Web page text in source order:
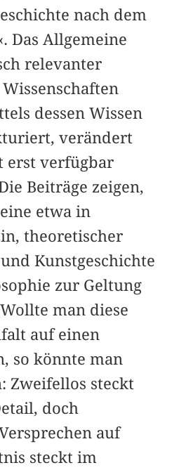
nach dem
Das Allgemeine
relevanter
dessen Wissen
verändert
erst verfügbar
Beiträge zeigen,
etwa in
theoretischer
Kunstgeschichte
zur Geltung
man diese
auf einen
so könnte man
Zweifellos steckt
doch
auf
steckt im